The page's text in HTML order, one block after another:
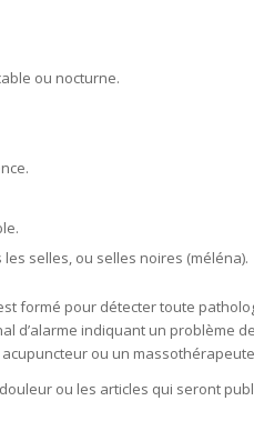
ou nocturne.
selles, ou selles noires (méléna).
formé pour détecter toute
d’alarme indiquant un problème
ou un
ou les articles qui seront